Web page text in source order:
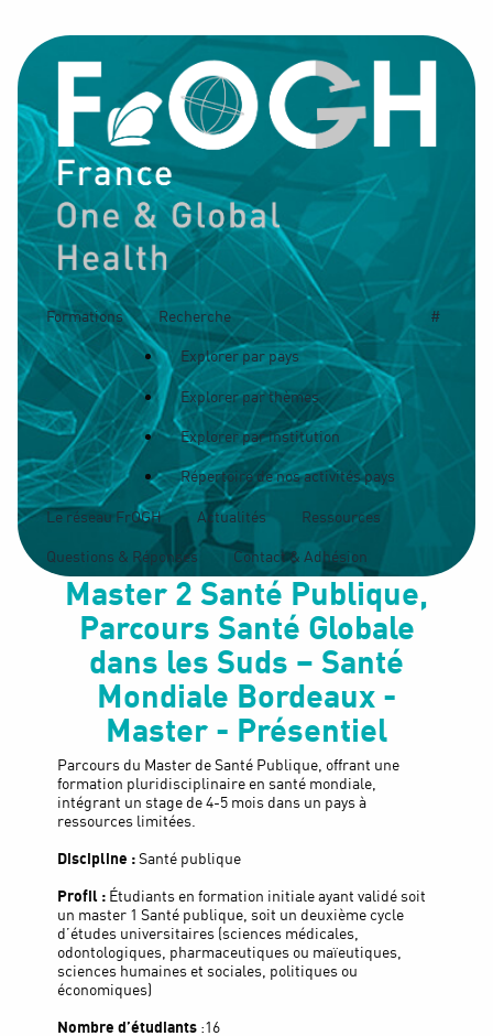
Formations Recherche
Explorer par pays
Explorer par thèmes
Explorer par institution
Répertoire de nos activités pays
#
Le réseau FrOGH Actualités Ressources
Questions & Réponses Contact & Adhésion
Master 2 Santé Publique,
Parcours Santé Globale
dans les Suds – Santé
Mondiale Bordeaux -
Master - Présentiel
Parcours du Master de Santé Publique, offrant une
formation pluridisciplinaire en santé mondiale,
intégrant un stage de 4-5 mois dans un pays à
ressources limitées.
Discipline :Santé publique
Profil : Étudiants en formation initiale ayant validé soit
un master 1 Santé publique, soit un deuxième cycle
d’études universitaires (sciences médicales,
odontologiques, pharmaceutiques ou maïeutiques,
sciences humaines et sociales, politiques ou
économiques)
Nombre d’étudiants :16